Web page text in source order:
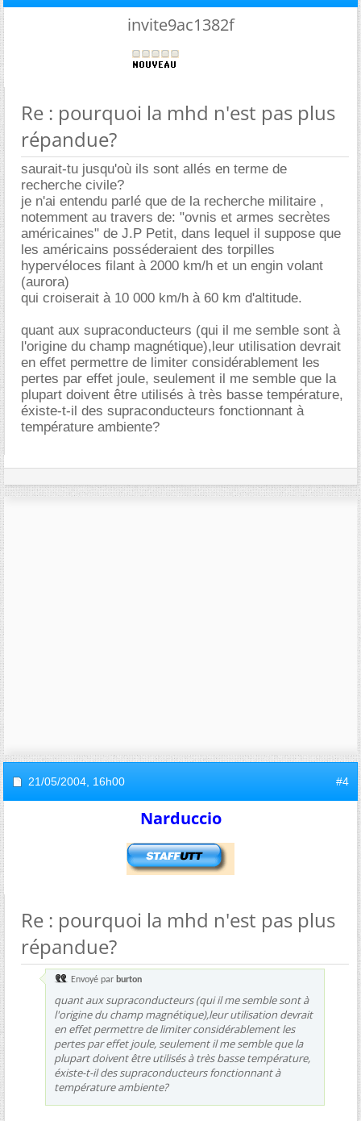
invite9ac1382f
Re : pourquoi la mhd n'est pas plus
répandue?
saurait-tu jusqu'où ils sont allés en terme de
recherche civile?
je n'ai entendu parlé que de la recherche militaire ,
notemment au travers de: "ovnis et armes secrètes
américaines" de J.P Petit, dans lequel il suppose que
les américains posséderaient des torpilles
hypervéloces filant à 2000 km/h et un engin volant
(aurora)
qui croiserait à 10 000 km/h à 60 km d'altitude.
quant aux supraconducteurs (qui il me semble sont à
l'origine du champ magnétique),leur utilisation devrait
en effet permettre de limiter considérablement les
pertes par effet joule, seulement il me semble que la
plupart doivent être utilisés à très basse température,
éxiste-t-il des supraconducteurs fonctionnant à
température ambiente?
21/05/2004, 16h00 #4
Narduccio
Re : pourquoi la mhd n'est pas plus
répandue?
Envoyé par burton
quant aux supraconducteurs (qui il me semble sont à
l'origine du champ magnétique),leur utilisation devrait
en effet permettre de limiter considérablement les
pertes par effet joule, seulement il me semble que la
plupart doivent être utilisés à très basse température,
éxiste-t-il des supraconducteurs fonctionnant à
température ambiente?